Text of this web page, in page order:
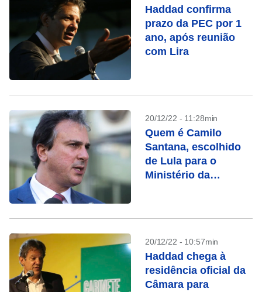
Haddad confirma
prazo da PEC por 1
ano, após reunião
com Lira
20/12/22 - 11:28min
Quem é Camilo
Santana, escolhido
de Lula para o
Ministério da
20/12/22 - 10:57min
Haddad chega à
residência oficial da
Câmara para